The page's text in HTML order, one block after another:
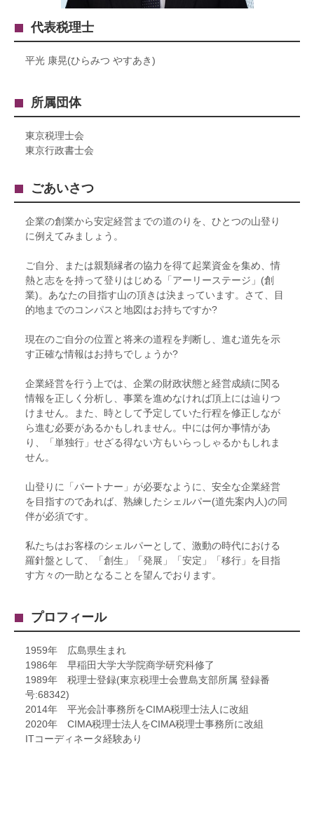
代表税理士
平光 康晃(ひらみつ やすあき)
所属団体
東京税理士会
東京行政書士会
ごあいさつ
企業の創業から安定経営までの道のりを、ひとつの山登り
に例えてみましょう。
ご自分、または親類縁者の協力を得て起業資金を集め、情
熱と志をを持って登りはじめる「アーリーステージ」(創
業)。あなたの目指す山の頂きは決まっています。さて、目
的地までのコンパスと地図はお持ちですか?
現在のご自分の位置と将来の道程を判断し、進む道先を示
す正確な情報はお持ちでしょうか?
企業経営を行う上では、企業の財政状態と経営成績に関る
情報を正しく分析し、事業を進めなければ頂上には辿りつ
けません。また、時として予定していた行程を修正しなが
ら進む必要があるかもしれません。中には何か事情があ
り、「単独行」せざる得ない方もいらっしゃるかもしれま
せん。
山登りに「パートナー」が必要なように、安全な企業経営
を目指すのであれば、熟練したシェルパー(道先案内人)の同
伴が必須です。
私たちはお客様のシェルパーとして、激動の時代における
羅針盤として、「創生」「発展」「安定」「移行」を目指
す方々の一助となることを望んでおります。
プロフィール
1959年 広島県生まれ
1986年 早稲田大学大学院商学研究科修了
1989年 税理士登録(東京税理士会豊島支部所属 登録番
号:68342)
2014年 平光会計事務所をCIMA税理士法人に改組
2020年 CIMA税理士法人をCIMA税理士事務所に改組
ITコーディネータ経験あり